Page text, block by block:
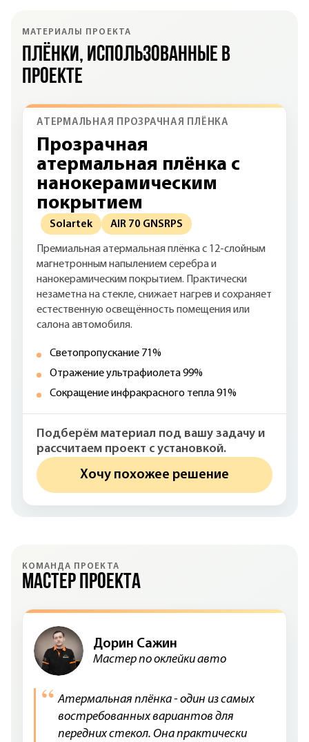
МАТЕРИАЛЫ ПРОЕКТА
Плёнки, использованные в
проекте
АТЕРМАЛЬНАЯ ПРОЗРАЧНАЯ ПЛЁНКА
Прозрачная
атермальная плёнка с
нанокерамическим
покрытием
Solartek AIR 70 GNSRPS
Премиальная атермальная плёнка с 12-слойным
магнетронным напылением серебра и
нанокерамическим покрытием. Практически
незаметна на стекле, снижает нагрев и сохраняет
естественную освещённость помещения или
салона автомобиля.
Светопропускание 71%
Отражение ультрафиолета 99%
Сокращение инфракрасного тепла 91%
Подберём материал под вашу задачу и
рассчитаем проект с установкой.
Хочу похожее решение
КОМАНДА ПРОЕКТА
Мастер проекта
Дорин Сажин
Мастер по оклейки авто
Атермальная плёнка - один из самых
востребованных вариантов для
передних стекол. Она практически